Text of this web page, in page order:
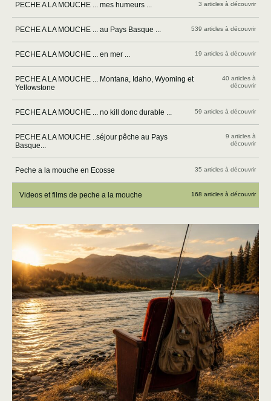
PECHE A LA MOUCHE ... mes humeurs ... 3 articles à découvrir
PECHE A LA MOUCHE ... au Pays Basque ... 539 articles à découvrir
PECHE A LA MOUCHE ... en mer ... 19 articles à découvrir
PECHE A LA MOUCHE ... Montana, Idaho, Wyoming et
Yellowstone
40 articles à
découvrir
PECHE A LA MOUCHE ... no kill donc durable ... 59 articles à découvrir
PECHE A LA MOUCHE ..séjour pêche au Pays
Basque...
9 articles à
découvrir
Peche a la mouche en Ecosse 35 articles à découvrir
Videos et films de peche a la mouche 168 articles à découvrir